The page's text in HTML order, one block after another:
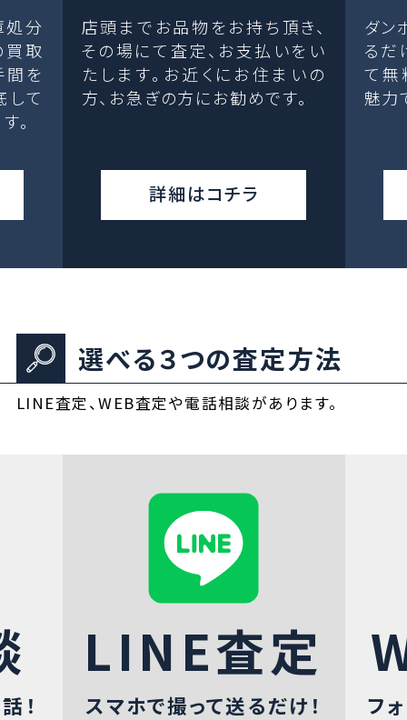
処分
取
間を
して
。
店頭までお品物をお持ち頂き、
その場にて査定、お支払いをい
たします。お近くにお住まいの
方、お急ぎの方にお勧めです。
詳細はコチラ
ダン
るだ
て無
魅力
選べる３つの査定方法
LINE査定、WEB査定や電話相談があります。
！
LINE査定
スマホで撮って送るだけ！ フ